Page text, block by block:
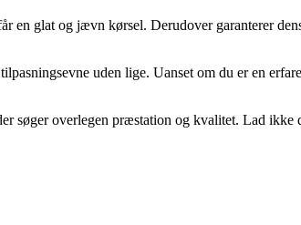
en glat og jævn kørsel. Derudover garanterer
uden lige. Uanset om du er en
overlegen præstation og kvalitet. Lad ikke